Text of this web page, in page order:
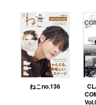
ねこno.136